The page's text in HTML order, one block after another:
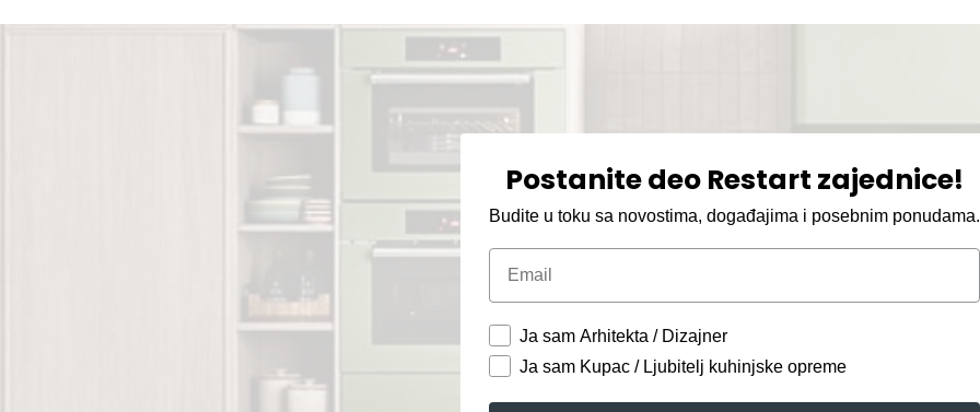
Postanite deo Restart zajednice!
Budite u toku sa novostima, događajima i posebnim ponudama.
Email
Ja sam Arhitekta / Dizajner
Ja sam Kupac / Ljubitelj kuhinjske opreme